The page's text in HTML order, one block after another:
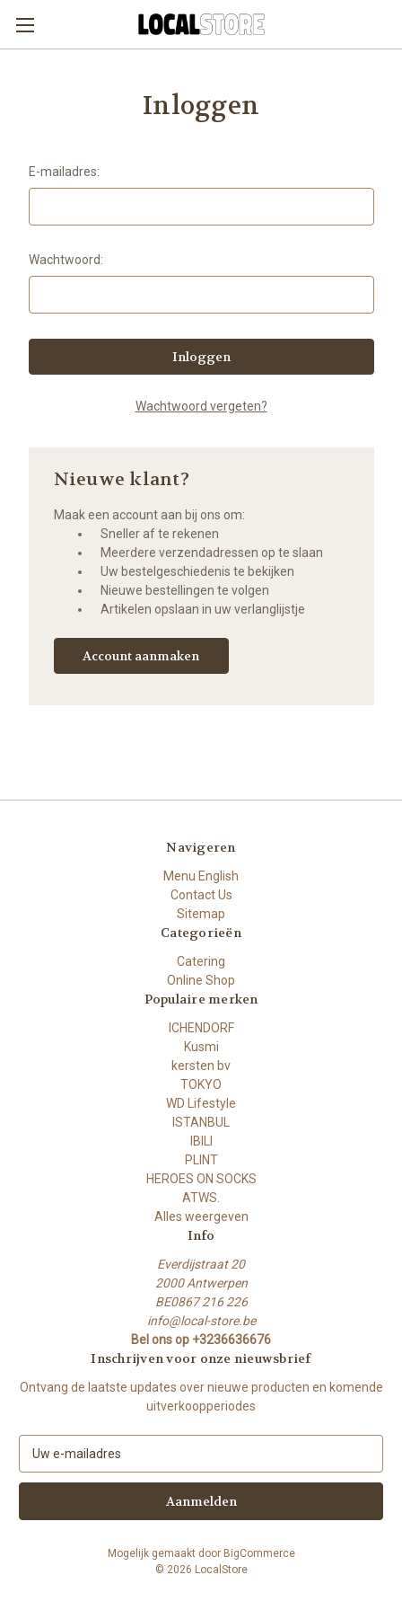
Inloggen
E-mailadres:
Wachtwoord:
Wachtwoord vergeten?
Nieuwe klant?
Maak een account aan bij ons om:
Sneller af te rekenen
Meerdere verzendadressen op te slaan
Uw bestelgeschiedenis te bekijken
Nieuwe bestellingen te volgen
Artikelen opslaan in uw verlanglijstje
Account aanmaken
Navigeren
Menu English
Contact Us
Sitemap
Categorieën
Catering
Online Shop
Populaire merken
ICHENDORF
Kusmi
kersten bv
TOKYO
WD Lifestyle
ISTANBUL
IBILI
PLINT
HEROES ON SOCKS
ATWS.
Alles weergeven
Info
Everdijstraat 20
2000 Antwerpen
BE0867 216 226
info@local-store.be
Bel ons op +3236636676
Inschrijven voor onze nieuwsbrief
Ontvang de laatste updates over nieuwe producten en komende
uitverkoopperiodes
m
i
Mogelijk gemaakt door BigCommerce
© 2026 LocalStore